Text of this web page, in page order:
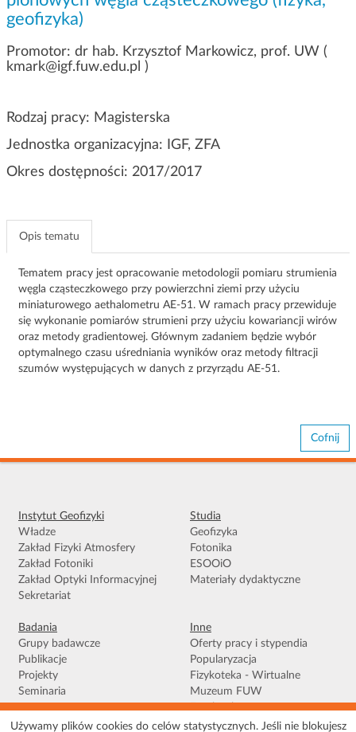
a
geofizyka)
Promotor: dr hab. Krzysztof Markowicz, prof. UW (
kmark@igf.fuw.edu.pl )
Rodzaj pracy: Magisterska
Jednostka organizacyjna: IGF, ZFA
Okres dostępności: 2017/2017
Opis tematu
Tematem pracy jest opracowanie metodologii pomiaru strumienia
węgla cząsteczkowego przy powierzchni ziemi przy użyciu
miniaturowego aethalometru AE-51. W ramach pracy przewiduje
się wykonanie pomiarów strumieni przy użyciu kowariancji wirów
oraz metody gradientowej. Głównym zadaniem będzie wybór
optymalnego czasu uśredniania wyników oraz metody filtracji
szumów występujących w danych z przyrządu AE-51.
Cofnij
Instytut Geofizyki
Władze
Zakład Fizyki Atmosfery
Zakład Fotoniki
Zakład Optyki Informacyjnej
Sekretariat
Studia
Geofizyka
Fotonika
ESOOiO
Materiały dydaktyczne
Badania
Grupy badawcze
Publikacje
Projekty
Seminaria
Inne
Oferty pracy i stypendia
Popularyzacja
Fizykoteka - Wirtualne
Muzeum FUW
Używamy plików cookies do celów statystycznych. Jeśli nie blokujesz